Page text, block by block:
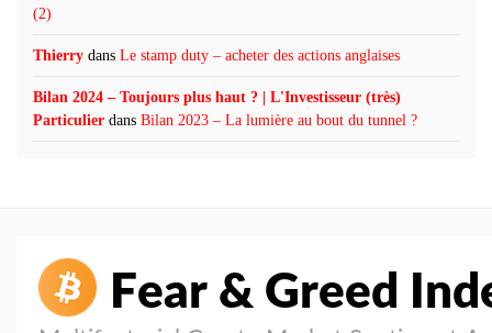
(2)
Thierry dans Le stamp duty – acheter des actions anglaises
Bilan 2024 – Toujours plus haut ? | L'Investisseur (très)
Particulier dans Bilan 2023 – La lumière au bout du tunnel ?